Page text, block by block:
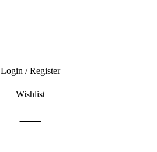
Login / Register
Wishlist